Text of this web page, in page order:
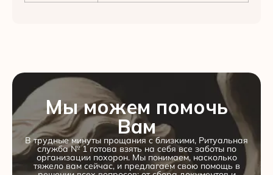
Мы можем помочь
Вам
В трудные минуты прощания с близкими, Ритуальная
служба № 1 готова взять на себя все заботы по
организации похорон. Мы понимаем, насколько
тяжело вам сейчас, и предлагаем свою помощь в